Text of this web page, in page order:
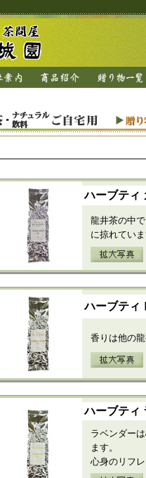
ハーブティ
龍井茶の中
に掠れてい
ハーブティ
香りは他の
ハーブティ
ラベンダー
ます。
心身のリフ